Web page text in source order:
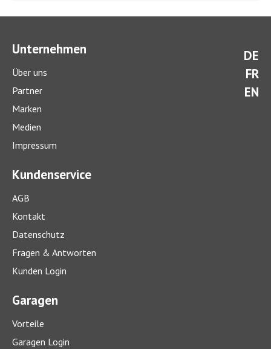
DE
FR
EN
Unternehmen
Über uns
Partner
Marken
Medien
Impressum
Kundenservice
AGB
Kontakt
Datenschutz
Fragen & Antworten
Kunden Login
Garagen
Vorteile
Garagen Login